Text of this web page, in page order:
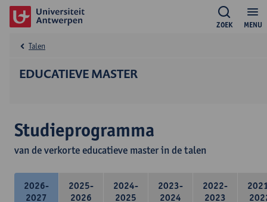
MENU
ZOEK
EDUCATIEVE MASTER
Talen
Studieprogramma
van de verkorte educatieve master in de talen
2026-
2027
2025-
2026
2024-
2025
2023-
2024
2022-
2023